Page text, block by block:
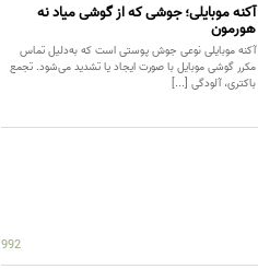
آکنه موبایلی؛ جوشی که از گوشی میاد نه
هورمون
آکنه موبایلی نوعی جوش پوستی است که به‌دلیل تماس
مکرر گوشی موبایل با صورت ایجاد یا تشدید می‌شود. تجمع
باکتری، آلودگی [...]
992